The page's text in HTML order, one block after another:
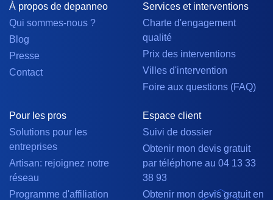
À propos de depanneo
Qui sommes-nous ?
Blog
Presse
Contact
Services et interventions
Charte d'engagement
qualité
Prix des interventions
Villes d'intervention
Foire aux questions (FAQ)
Pour les pros
Solutions pour les
entreprises
Artisan: rejoignez notre
réseau
Programme d'affiliation
Espace client
Suivi de dossier
Obtenir mon devis gratuit
par téléphone au 04 13 33
38 93
Obtenir mon devis gratuit en